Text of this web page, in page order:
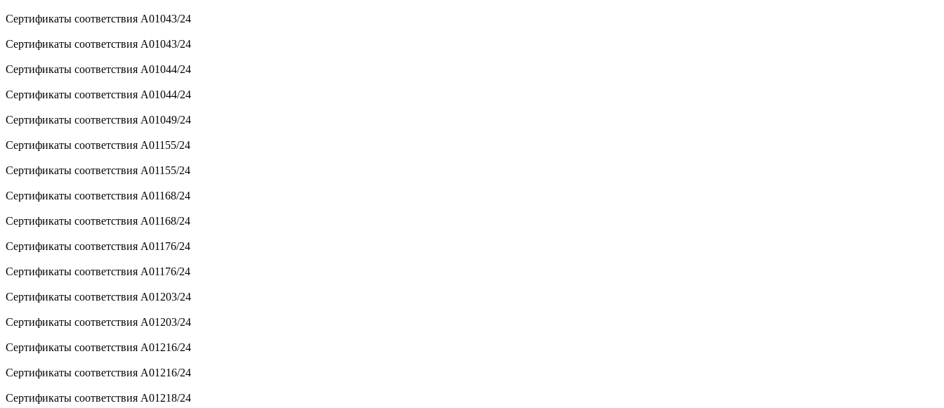
Сертификаты соответствия A01043/24
Сертификаты соответствия A01043/24
Сертификаты соответствия A01044/24
Сертификаты соответствия A01044/24
Сертификаты соответствия A01049/24
Сертификаты соответствия A01155/24
Сертификаты соответствия A01155/24
Сертификаты соответствия A01168/24
Сертификаты соответствия A01168/24
Сертификаты соответствия A01176/24
Сертификаты соответствия A01176/24
Сертификаты соответствия A01203/24
Сертификаты соответствия A01203/24
Сертификаты соответствия A01216/24
Сертификаты соответствия A01216/24
Сертификаты соответствия A01218/24